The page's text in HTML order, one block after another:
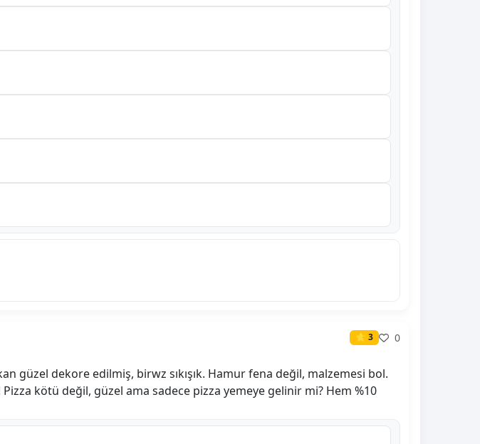
⭐ 3
0
güzel dekore edilmiş, birwz sıkışık. Hamur fena değil, malzemesi bol.
kötü değil, güzel ama sadece pizza yemeye gelinir mi? Hem %10